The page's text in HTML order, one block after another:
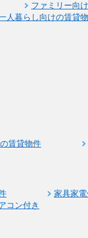
ファミリー向
人暮らし向けの賃貸
賃貸物件
家具家
コン付き